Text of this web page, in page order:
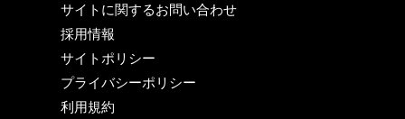
サイトに関するお問い合わせ
採用情報
サイトポリシー
プライバシーポリシー
利用規約